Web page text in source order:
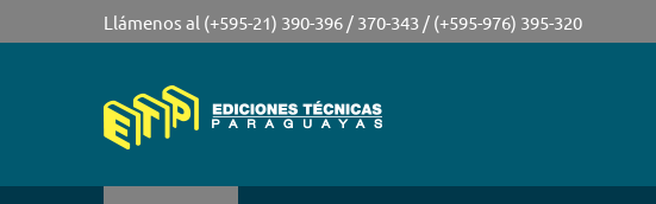
Llámenos al (+595-21) 390-396 / 370-343 / (+595-976) 395-320